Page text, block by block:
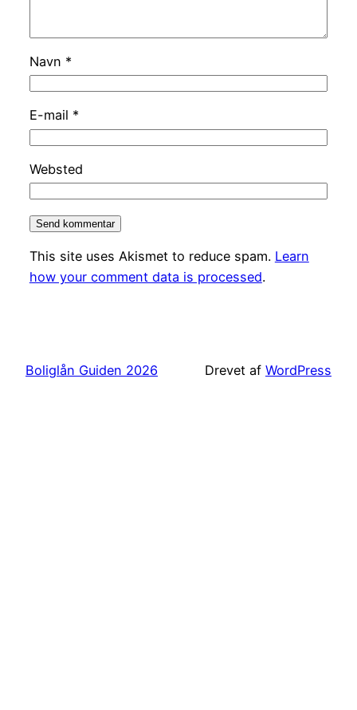
Navn *
E-mail *
Websted
This site uses Akismet to reduce spam. Learn
how your comment data is processed.
Boliglån Guiden 2026 Drevet af WordPress